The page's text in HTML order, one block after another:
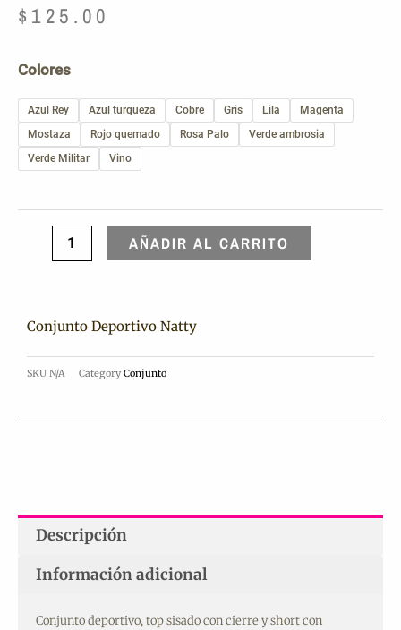
$ 125.00
Colores
Azul Rey Azul turqueza Cobre Gris Lila
Magenta
Mostaza
Rojo quemado Rosa Palo
Verde ambrosia
Verde Militar
Vino
Conjunto
Natty
cantidad
AÑADIR AL CARRITO
Conjunto Deportivo Natty
SKU N/A Category Conjunto
Descripción
Información adicional
Conjunto deportivo, top sisado con cierre y short con